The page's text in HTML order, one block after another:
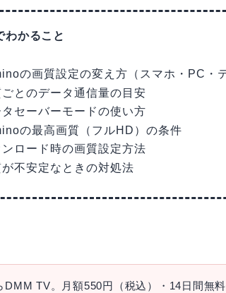
わかること
の画質設定の変え方（スマホ・PC・
とのデータ通信量の目安
タセーバーモードの使い方
の最高画質（フルHD）の条件
ンロード時の画質設定方法
不安定なときの対処法
DMM TV。月額550円（税込）・14日間無